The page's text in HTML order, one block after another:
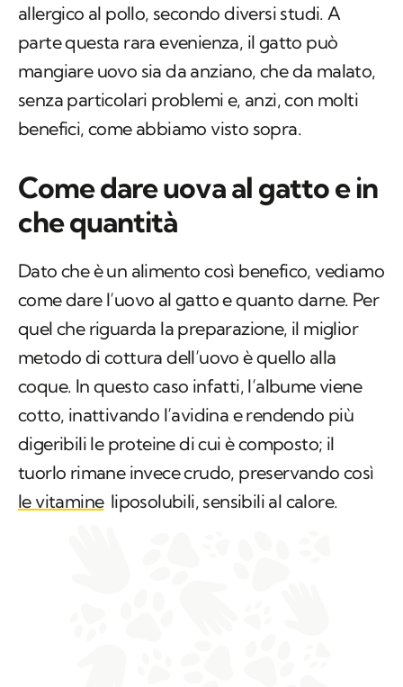
allergico al pollo, secondo diversi studi. A
parte questa rara evenienza, il gatto può
mangiare uovo sia da anziano, che da malato,
senza particolari problemi e, anzi, con molti
benefici, come abbiamo visto sopra.
Come dare uova al gatto e in
che quantità
Dato che è un alimento così benefico, vediamo
come dare l’uovo al gatto e quanto darne. Per
quel che riguarda la preparazione, il miglior
metodo di cottura dell’uovo è quello alla
coque. In questo caso infatti, l’albume viene
cotto, inattivando l’avidina e rendendo più
digeribili le proteine di cui è composto; il
tuorlo rimane invece crudo, preservando così
le vitamine liposolubili, sensibili al calore.